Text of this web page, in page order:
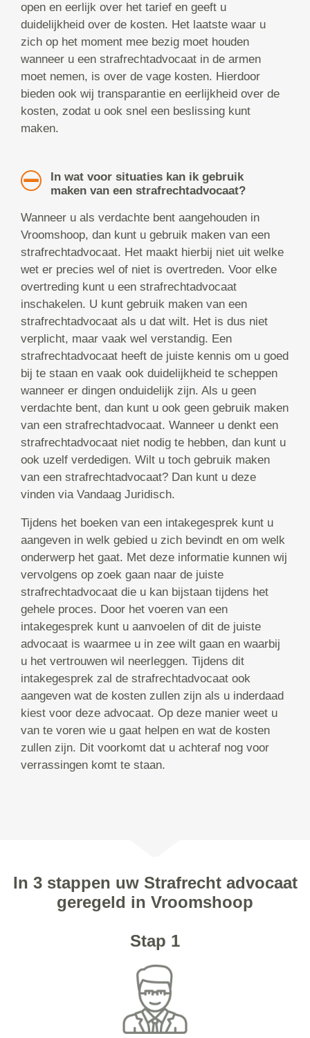
open en eerlijk over het tarief en geeft u
duidelijkheid over de kosten. Het laatste waar u
zich op het moment mee bezig moet houden
wanneer u een strafrechtadvocaat in de armen
moet nemen, is over de vage kosten. Hierdoor
bieden ook wij transparantie en eerlijkheid over de
kosten, zodat u ook snel een beslissing kunt
maken.
In wat voor situaties kan ik gebruik
maken van een strafrechtadvocaat?
Wanneer u als verdachte bent aangehouden in
Vroomshoop, dan kunt u gebruik maken van een
strafrechtadvocaat. Het maakt hierbij niet uit welke
wet er precies wel of niet is overtreden. Voor elke
overtreding kunt u een strafrechtadvocaat
inschakelen. U kunt gebruik maken van een
strafrechtadvocaat als u dat wilt. Het is dus niet
verplicht, maar vaak wel verstandig. Een
strafrechtadvocaat heeft de juiste kennis om u goed
bij te staan en vaak ook duidelijkheid te scheppen
wanneer er dingen onduidelijk zijn. Als u geen
verdachte bent, dan kunt u ook geen gebruik maken
van een strafrechtadvocaat. Wanneer u denkt een
strafrechtadvocaat niet nodig te hebben, dan kunt u
ook uzelf verdedigen. Wilt u toch gebruik maken
van een strafrechtadvocaat? Dan kunt u deze
vinden via Vandaag Juridisch.
Tijdens het boeken van een intakegesprek kunt u
aangeven in welk gebied u zich bevindt en om welk
onderwerp het gaat. Met deze informatie kunnen wij
vervolgens op zoek gaan naar de juiste
strafrechtadvocaat die u kan bijstaan tijdens het
gehele proces. Door het voeren van een
intakegesprek kunt u aanvoelen of dit de juiste
advocaat is waarmee u in zee wilt gaan en waarbij
u het vertrouwen wil neerleggen. Tijdens dit
intakegesprek zal de strafrechtadvocaat ook
aangeven wat de kosten zullen zijn als u inderdaad
kiest voor deze advocaat. Op deze manier weet u
van te voren wie u gaat helpen en wat de kosten
zullen zijn. Dit voorkomt dat u achteraf nog voor
verrassingen komt te staan.
In 3 stappen uw Strafrecht advocaat
geregeld in Vroomshoop
Stap 1